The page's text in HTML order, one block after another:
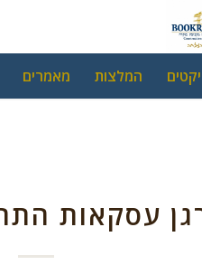
המלצות מאמרים
עסקאות